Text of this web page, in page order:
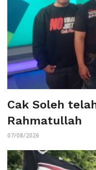
Cak Soleh
Rahmatullah
07/08/2026